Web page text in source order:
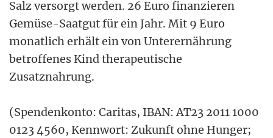
Salz versorgt werden. 26 Euro finanzieren
Gemüse-Saatgut für ein Jahr. Mit 9 Euro
monatlich erhält ein von Unterernährung
betroffenes Kind therapeutische
Zusatznahrung.
(Spendenkonto: Caritas, IBAN: AT23 2011 1000
0123 4560, Kennwort: Zukunft ohne Hunger;